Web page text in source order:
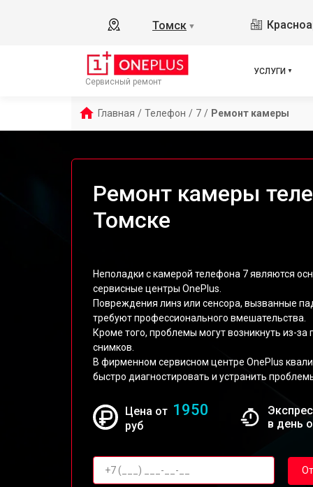
Томск ▼
Сервисный ремонт
УСЛУГИ
Главная / Телефон / 7 / Ремонт камеры
Ремонт камеры
Томске
Неполадки с камерой телефона 7 являются
сервисные центры OnePlus.
Повреждения линз или сенсора, вызванные
требуют профессионального вмешательства.
Кроме того, проблемы могут возникнуть из-
снимков.
В фирменном сервисном центре OnePlus
быстро диагностировать и устранить
Цена от 1950
руб
в день